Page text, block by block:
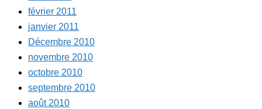
février 2011
janvier 2011
Décembre 2010
novembre 2010
octobre 2010
septembre 2010
août 2010